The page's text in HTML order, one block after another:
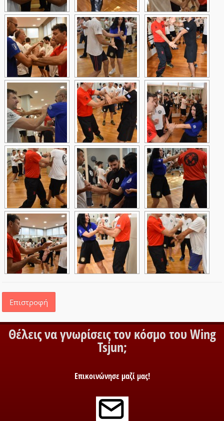
Επιστροφή
Θέλεις να γνωρίσεις τον κόσμο του Wing
Tsjun;
Επικοινώνησε μαζί μας!